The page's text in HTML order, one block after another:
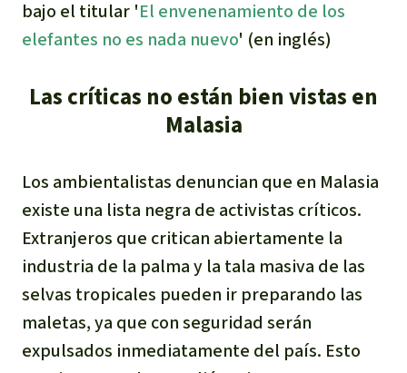
bajo el titular 'El envenenamiento de los
elefantes no es nada nuevo' (en inglés)
Las críticas no están bien vistas en
Malasia
Los ambientalistas denuncian que en Malasia
existe una lista negra de activistas críticos.
Extranjeros que critican abiertamente la
industria de la palma y la tala masiva de las
selvas tropicales pueden ir preparando las
maletas, ya que con seguridad serán
expulsados inmediatamente del país. Esto